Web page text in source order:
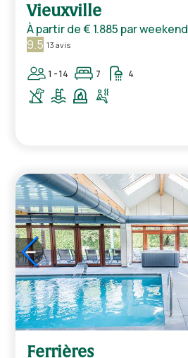
Vieuxville
À partir de€ 1.885 par weekend
9.5 13 avis
1 - 14 7 4
Ferrières
1/5